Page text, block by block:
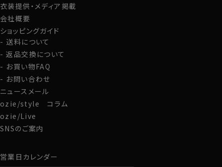
衣装提供・メディア掲載
会社概要
ショッピングガイド
送料について
返品交換について
お買い物FAQ
お問い合わせ
ニュースメール
ozie/style コラム
ozie/Live
SNSのご案内
営業日カレンダー